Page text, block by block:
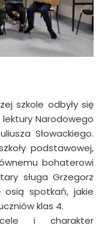
szkole odbyły się
Narodowego
Słowackiego.
podstawowej,
bohaterowi
sługa Grzegorz
spotkań, jakie
klas 4.
i charakter